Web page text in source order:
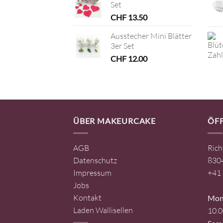
Set
CHF13.50
Ausstecher Mini Blätter
3er Set
CHF12.00
ÜBER MAKEURCAKE
AGB
Datenschutz
Impressum
Jobs
Kontakt
Laden Wallisellen
+41